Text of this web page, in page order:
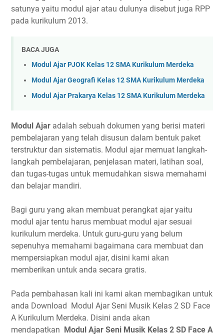
satunya yaitu modul ajar atau dulunya disebut juga RPP
pada kurikulum 2013.
BACA JUGA
Modul Ajar PJOK Kelas 12 SMA Kurikulum Merdeka
Modul Ajar Geografi Kelas 12 SMA Kurikulum Merdeka
Modul Ajar Prakarya Kelas 12 SMA Kurikulum Merdeka
Modul Ajar adalah sebuah dokumen yang berisi materi
pembelajaran yang telah disusun dalam bentuk paket
terstruktur dan sistematis. Modul ajar memuat langkah-
langkah pembelajaran, penjelasan materi, latihan soal,
dan tugas-tugas untuk memudahkan siswa memahami
dan belajar mandiri.
Bagi guru yang akan membuat perangkat ajar yaitu
modul ajar tentu harus membuat modul ajar sesuai
kurikulum merdeka. Untuk guru-guru yang belum
sepenuhya memahami bagaimana cara membuat dan
mempersiapkan modul ajar, disini kami akan
memberikan untuk anda secara gratis.
Pada pembahasan kali ini kami akan membagikan untuk
anda Download Modul Ajar Seni Musik Kelas 2 SD Face
A Kurikulum Merdeka. Disini anda akan
mendapatkan Modul Ajar Seni Musik Kelas 2 SD Face A